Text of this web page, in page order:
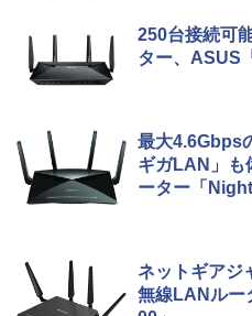
250台接続可
ター、ASUS
最大4.6Gbps
ギガLAN」も
ーター「
ネットギアジ
無線LANルー